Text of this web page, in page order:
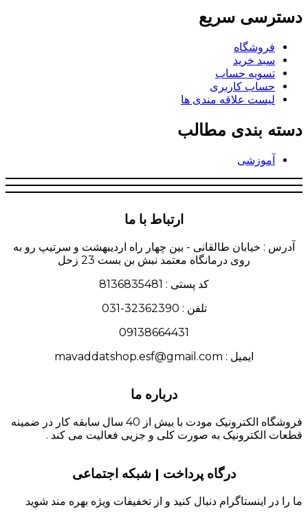
دسترسی سریع
فروشگاه
سبد خرید
تسویه حساب
حساب کاربری
لیست علاقه مندی ها
دسته بندی مطالب
آموزشی
ارتباط با ما
آدرس : خیابان طالقانی - بین چهار راه اردیبهشت و سرتیپ رو به
روی درمانگاه معتمد نبش بن بست 23 زحل
کد پستی : 8136835481
تلفن : 32362390-031
09138664431
ایمیل : mavaddatshop.esf@gmail.com
درباره ما
فروشگاه الکترونیک مودت با بیش از 40 سال سابقه کار در ضمینه
قطعات الکترونیک به صورت کلی و جزیی فعالیت می کند .
درگاه پرداخت | شبکه اجتماعی
ما را در اینستاگرام دنبال کنید و از تخفیفات ویژه بهره مند شوید